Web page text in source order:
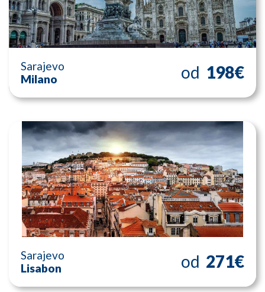
Sarajevo
Milano
od 198€
Sarajevo
Lisabon
od 271€